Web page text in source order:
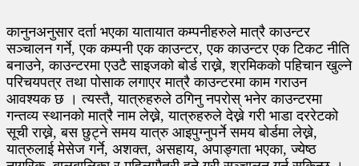
कानुनअनुसार दर्ता भएका यातायात कम्पनीहरुले मात्रै काउन्टर
सञ्चालन गर्ने, एक कम्पनी एक काउन्टर, एक काउन्टर एक टिकट नीति
बनाउने, काउन्टरमा एउटै साइजको बोर्ड राख्ने, श्रमिकको पहिचान खुल्ने
परिचयपत्र तथा पोसाक लगाएर मात्रै काउन्टरमा काम गराउन
आवश्यक छ । त्यस्तै, यात्रुहरुले ठगिनु नपरोस् भनेर काउन्टरमा
गन्तव्य स्थानको मात्रै नाम लेख्ने, यात्रुहरुले देख्ने गरी भाडा दररेटको
सूची राख्ने, बस छुट्ने समय यात्रु आइपुग्नुपर्ने समय बोर्डमा लेख्ने,
यात्रुलाई मेसेज गर्ने, अशक्त, असहाय, अपाङ्गता भएका, ज्येष्ठ